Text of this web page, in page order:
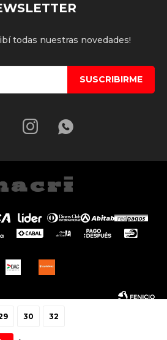
30 32
todas nuestras novedades!
SUSCRIBIRME
 